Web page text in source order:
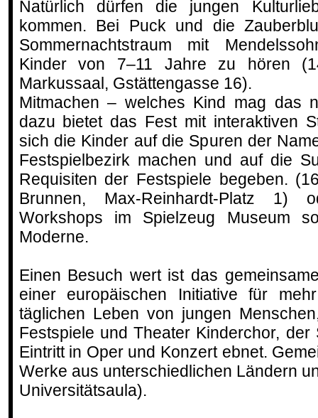
Natürlich dürfen die jungen
kommen. Bei Puck und die
Sommernachtstraum mit
Kinder von 7–11 Jahre zu hören
Markussaal, Gstättengasse 16).
Mitmachen – welches Kind mag das
dazu bietet das Fest mit interaktiven
sich die Kinder auf die Spuren der
Festspielbezirk machen und auf die
Requisiten der Festspiele begeben.
Brunnen, Max-Reinhardt-Platz 1)
Workshops im Spielzeug Museum
Moderne.
Einen Besuch wert ist das
einer europäischen Initiative für
täglichen Leben von jungen
Festspiele und Theater Kinderchor,
Eintritt in Oper und Konzert ebnet.
Werke aus unterschiedlichen Ländern
Universitätsaula).